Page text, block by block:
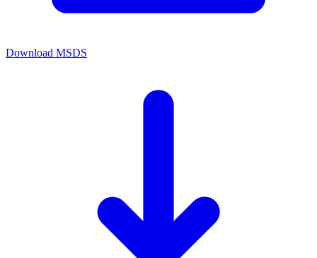
Download MSDS